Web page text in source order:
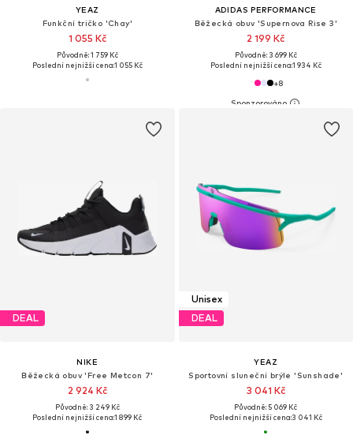
YEAZ
Funkční tričko 'Chay'
1 055 Kč
Původně: 1 759 Kč
Poslední nejnižší cena:1 055 Kč
ADIDAS PERFORMANCE
Běžecká obuv 'Supernova Rise 3'
2 199 Kč
Původně: 3 699 Kč
Poslední nejnižší cena:1 934 Kč
+8
DEAL
NIKE
Běžecká obuv 'Free Metcon 7'
2 924 Kč
Původně: 3 249 Kč
Poslední nejnižší cena:1 899 Kč
Unisex
DEAL
YEAZ
Sportovní sluneční brýle 'Sunshade'
3 041 Kč
Původně: 5 069 Kč
Poslední nejnižší cena:3 041 Kč